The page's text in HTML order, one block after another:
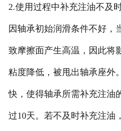
2.使用过程中补充注油不及
因轴承初始润滑条件不好，
致摩擦面产生高温，因此将
粘度降低，被甩出轴承座外
快，使得轴承所需补充注油
过10天。若不及时补充注油